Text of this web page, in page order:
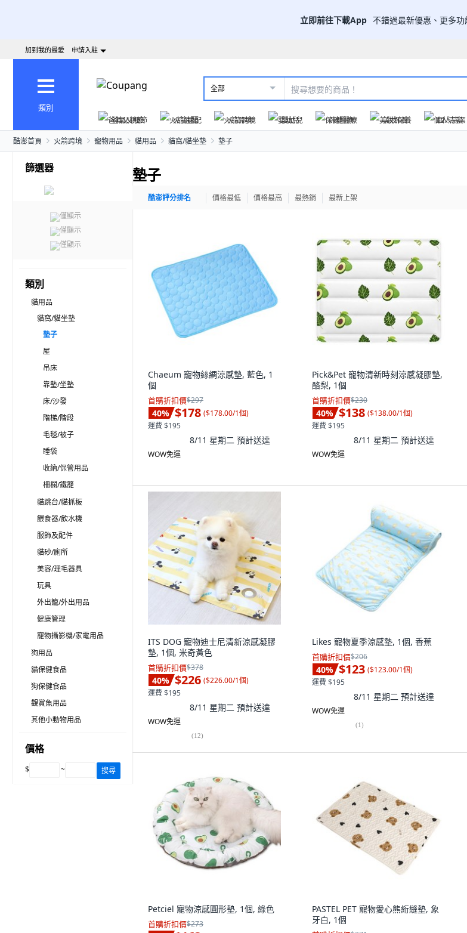
立即前往下載App 不錯過最新優惠、更多功
加到我的最愛 申請入駐
類別
全部
爸氣父親節
火箭速配 火箭跨境 嬰幼兒 保健醫療 美妝保養 個人清潔
酷澎首頁 火箭跨境 寵物用品 貓用品 貓窩/貓坐墊 墊子
篩選器
僅顯示
僅顯示
僅顯示
類別
貓用品
貓窩/貓坐墊
墊子
屋
吊床
靠墊/坐墊
床/沙發
階梯/階段
毛毯/被子
睡袋
收納/保管用品
柵欄/鐵籠
貓跳台/貓抓板
餵食器/飲水機
服飾及配件
貓砂/廁所
美容/理毛器具
玩具
外出籠/外出用品
健康管理
寵物攝影機/家電用品
狗用品
貓保健食品
狗保健食品
觀賞魚用品
其他小動物用品
價格
$ ~ 搜尋
墊子
酷澎評分排名 價格最低 價格最高 最熱銷 最新上架
Chaeum 寵物絲綢涼感墊, 藍色, 1
個
首購折扣價$297
40% $178 ($178.00/1個)
運費 $195
8/11 星期二 預計送達
WOW免運
Pick&Pet 寵物清新時刻涼感凝膠墊,
酪梨, 1個
首購折扣價$230
40% $138 ($138.00/1個)
運費 $195
8/11 星期二 預計送達
WOW免運
ITS DOG 寵物迪士尼清新涼感凝膠
墊, 1個, 米奇黃色
首購折扣價$378
40% $226 ($226.00/1個)
運費 $195
8/11 星期二 預計送達
WOW免運
(12)
Likes 寵物夏季涼感墊, 1個, 香蕉
首購折扣價$206
40% $123 ($123.00/1個)
運費 $195
8/11 星期二 預計送達
WOW免運
(1)
Petciel 寵物涼感圓形墊, 1個, 綠色
首購折扣價$273
PASTEL PET 寵物愛心熊絎縫墊, 象
牙白, 1個